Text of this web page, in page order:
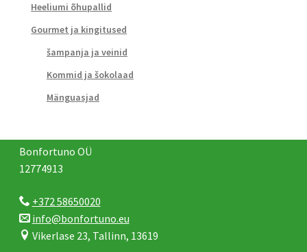
Heeliumi õhupallid
Gourmet ja kingitused
šampanja ja veinid
Kommid ja šokolaad
Mänguasjad
Bonfortuno OÜ
12774913
+372 58650020
info@bonfortuno.eu
Vikerlase 23, Tallinn, 13619